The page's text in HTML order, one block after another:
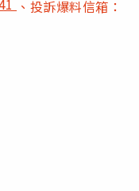
、投訴爆料信箱：